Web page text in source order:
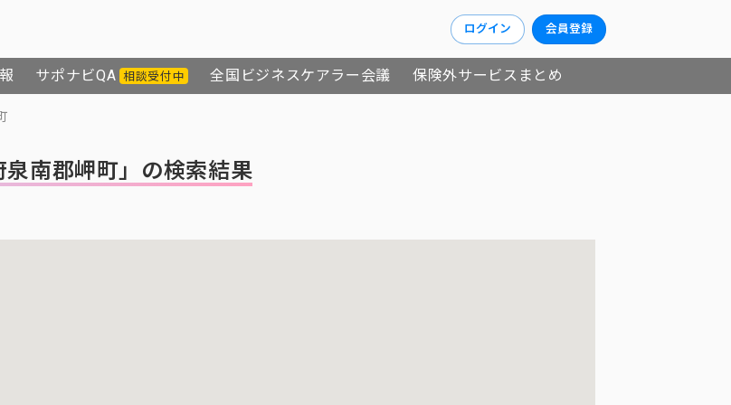
ログイン 会員登録
サポナビQA 相談受付中 全国ビジネスケアラー会議 保険外サービスまとめ
泉南郡岬町」の検索結果